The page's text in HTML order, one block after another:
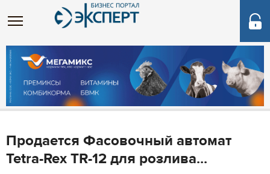
Продается Фасовочный автомат
Tetra-Rex TR-12 для розлива...